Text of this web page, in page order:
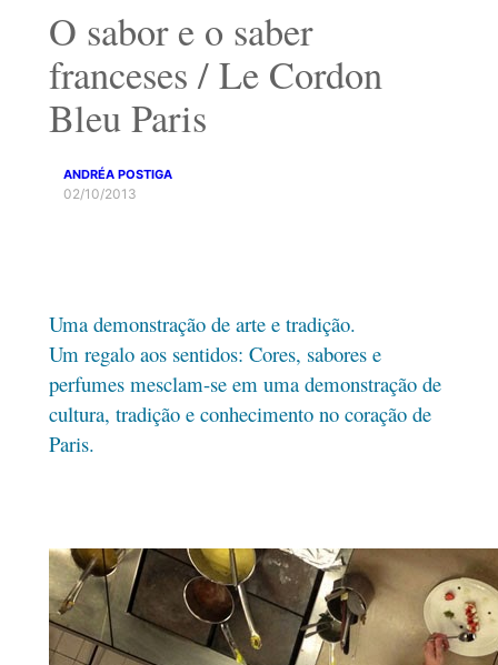
O sabor e o saber
franceses / Le Cordon
Bleu Paris
ANDRÉA POSTIGA
02/10/2013
Uma demonstração de arte e tradição.
Um regalo aos sentidos: Cores, sabores e
perfumes mesclam-se em uma demonstração de
cultura, tradição e conhecimento no coração de
Paris.